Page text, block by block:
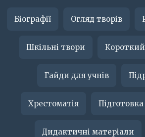
Біографії Огляд творів
Шкільні твори Короткий
Гайди для учнів
Хрестоматія
Дидактичні матеріали